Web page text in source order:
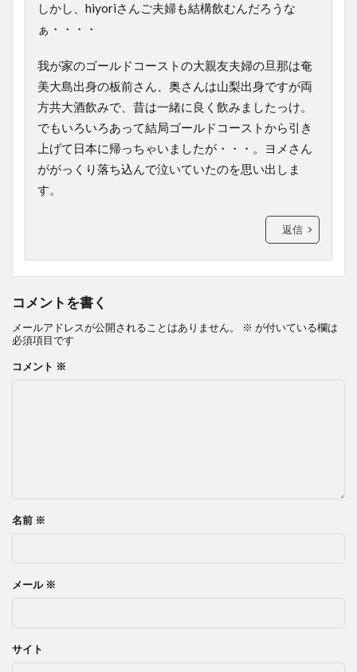
しかし、hiyoriさんご夫婦も結構飲むんだろうな
ぁ・・・・
我が家のゴールドコーストの大親友夫婦の旦那は奄
美大島出身の板前さん、奥さんは山梨出身ですが両
方共大酒飲みで、昔は一緒に良く飲みましたっけ。
でもいろいろあって結局ゴールドコーストから引き
上げて日本に帰っちゃいましたが・・・。ヨメさん
ががっくり落ち込んで泣いていたのを思い出しま
す。
返信
コメントを書く
メールアドレスが公開されることはありません。 ※ が付いている欄は
必須項目です
コメント ※
名前 ※
メール ※
サイト